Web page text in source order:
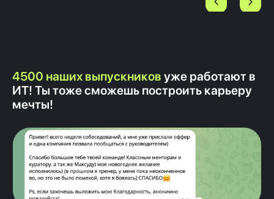
4500 наших выпускников уже работают в
ИТ! Ты тоже сможешь построить карьеру
мечты!